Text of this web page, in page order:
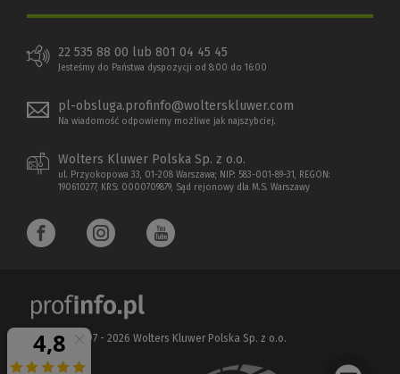
22 535 88 00 lub 801 04 45 45
Jesteśmy do Państwa dyspozycji od 8:00 do 16:00
pl-obsluga.profinfo@wolterskluwer.com
Na wiadomość odpowiemy możliwe jak najszybciej.
Wolters Kluwer Polska Sp. z o.o.
ul. Przyokopowa 33, 01-208 Warszawa; NIP: 583-001-89-31, REGON:
190610277, KRS: 0000709879, Sąd rejonowy dla M.S. Warszawy
Copyright 1997 - 2026 Wolters Kluwer Polska Sp. z o.o.